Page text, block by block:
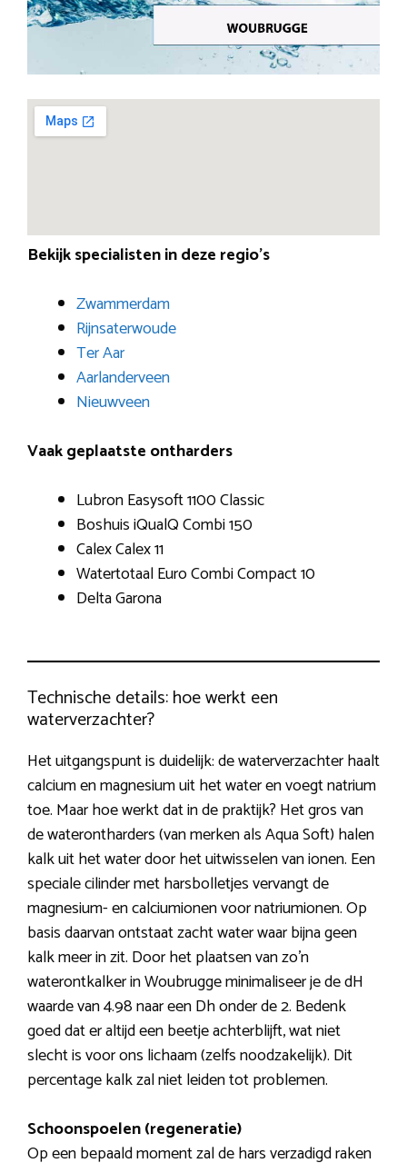
Bekijk specialisten in deze regio’s
Zwammerdam
Rijnsaterwoude
Ter Aar
Aarlanderveen
Nieuwveen
Vaak geplaatste ontharders
Lubron Easysoft 1100 Classic
Boshuis iQualQ Combi 150
Calex Calex 11
Watertotaal Euro Combi Compact 10
Delta Garona
Technische details: hoe werkt een
waterverzachter?
Het uitgangspunt is duidelijk: de waterverzachter haalt
calcium en magnesium uit het water en voegt natrium
toe. Maar hoe werkt dat in de praktijk? Het gros van
de waterontharders (van merken als Aqua Soft) halen
kalk uit het water door het uitwisselen van ionen. Een
speciale cilinder met harsbolletjes vervangt de
magnesium- en calciumionen voor natriumionen. Op
basis daarvan ontstaat zacht water waar bijna geen
kalk meer in zit. Door het plaatsen van zo’n
waterontkalker in Woubrugge minimaliseer je de dH
waarde van 4.98 naar een Dh onder de 2. Bedenk
goed dat er altijd een beetje achterblijft, wat niet
slecht is voor ons lichaam (zelfs noodzakelijk). Dit
percentage kalk zal niet leiden tot problemen.
Schoonspoelen (regeneratie)
Op een bepaald moment zal de hars verzadigd raken